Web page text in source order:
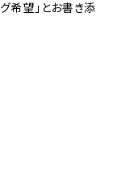
希望」とお書き添